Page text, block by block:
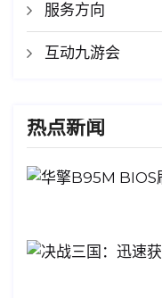
服务方向
互动九游会
热点新闻